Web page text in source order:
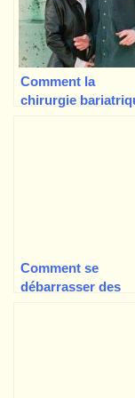
Comment la
chirurgie
Comment se
débarrasser des